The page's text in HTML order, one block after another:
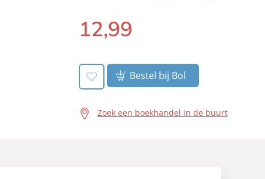
E-
12,99
Bestel bij Bol
Zoek een boekhandel in de buurt